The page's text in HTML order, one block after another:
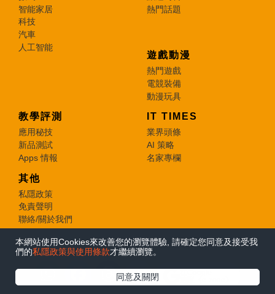
本網站使用Cookies來改善您的瀏覽體驗, 請確定您同意及接受我
們的私隱政策與使用條款才繼續瀏覽。
同意及關閉
智能家居
科技
汽車
人工智能
熱門話題
遊戲動漫
熱門遊戲
電競裝備
動漫玩具
教學評測
應用秘技
新品測試
Apps 情報
IT TIMES
業界頭條
AI 策略
名家專欄
其他
私隱政策
免責聲明
聯絡/關於我們
© 2026 e-zone. All Rights Reserved.